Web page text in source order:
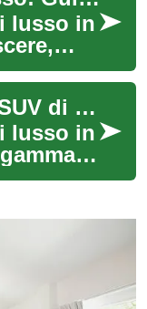
lusso in
Offerte Esclusive di SUV di Lusso: Guida Completa all'Acquisto Intelligente
lusso in